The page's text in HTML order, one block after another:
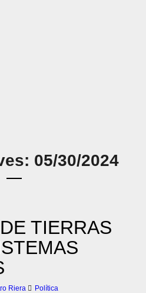
05/30/2024
TIERRAS
Riera Política